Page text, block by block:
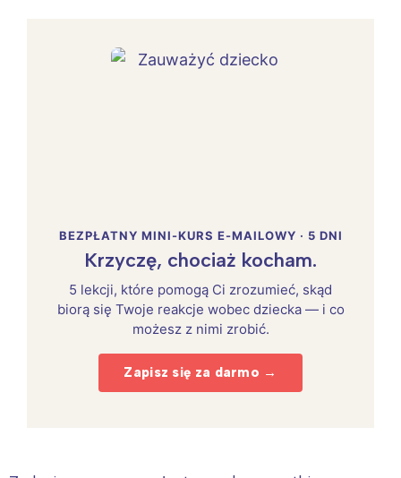
BEZPŁATNY MINI-KURS E-MAILOWY · 5 DNI
Krzyczę, chociaż kocham.
5 lekcji, które pomogą Ci zrozumieć, skąd
biorą się Twoje reakcje wobec dziecka — i co
możesz z nimi zrobić.
Zapisz się za darmo →